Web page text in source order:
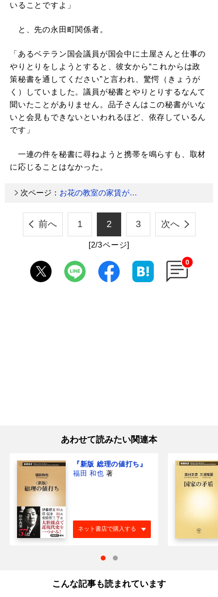
いることですよ」
と、先の永田町関係者。
「あるベテラン国会議員が国会中に土屋さんと仕事の
やりとりをしようとすると、彼女から“これからは政
策秘書を通してください”と言われ、驚愕（きょうが
く）していました。議員が秘書とやりとりするなんて
聞いたことがありません。品子さんはこの秘書がいな
いと会見もできないといわれるほど、依存しているん
です」
一連の件を秘書に尋ねようと携帯を鳴らすも、取材
に応じることはなかった。
次ページ： お花の教室の家賃が…
前へ 1 2 3 次へ
[2/3ページ]
0
あわせて読みたい関連本
『新版 総理の値打ち』
福田 和也 著
ネット書店で購入する
こんな記事も読まれています